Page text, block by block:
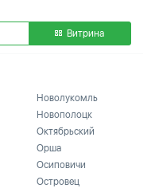
Витрина
Новолукомль
Новополоцк
Октябрьский
Орша
Осиповичи
Островец